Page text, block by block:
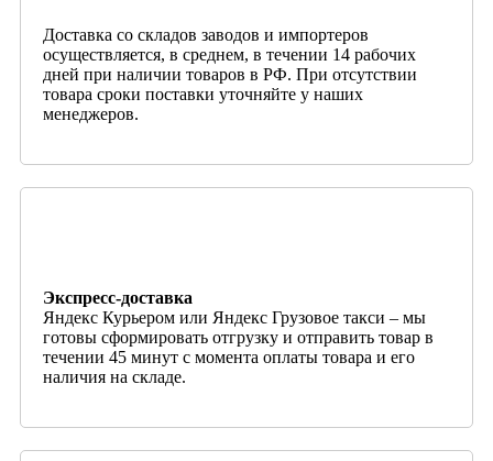
Доставка со складов заводов и импортеров
осуществляется, в среднем, в течении 14 рабочих
дней при наличии товаров в РФ. При отсутствии
товара сроки поставки уточняйте у наших
менеджеров.
Экспресс-доставка
Яндекс Курьером или Яндекс Грузовое такси – мы
готовы сформировать отгрузку и отправить товар в
течении 45 минут с момента оплаты товара и его
наличия на складе.